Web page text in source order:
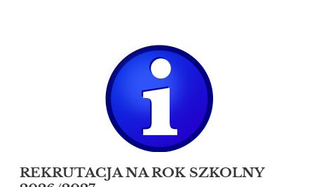
REKRUTACJA NA ROK SZKOLNY